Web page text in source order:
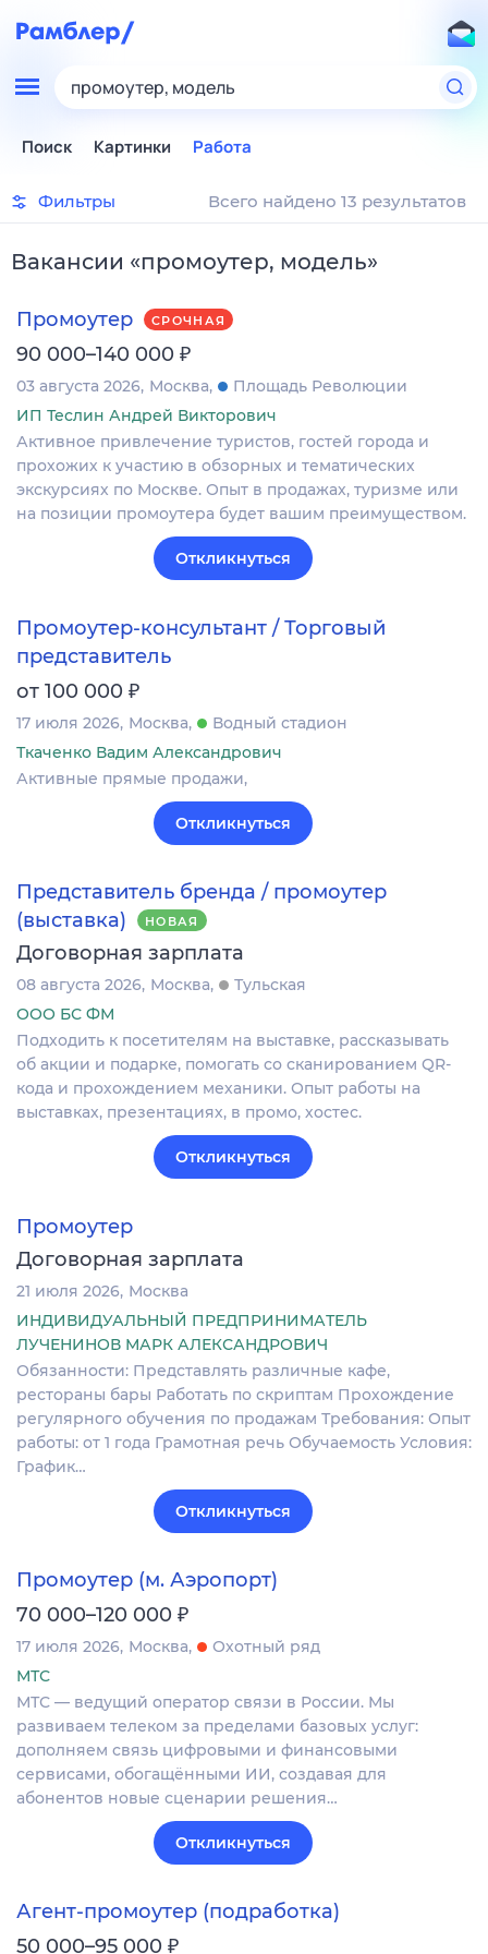
промоутер, модель
Поиск Картинки Работа
Фильтры Всего найдено 13 результатов
Вакансии «промоутер, модель»
Промоутер СРОЧНАЯ
90 000–140 000 ₽
03 августа 2026 Москва
Площадь Революции
ИП Теслин Андрей Викторович
Активное привлечение туристов, гостей города и
прохожих к участию в обзорных и тематических
экскурсиях по Москве. Опыт в продажах, туризме или
на позиции промоутера будет вашим преимуществом.
Откликнуться
Промоутер-консультант / Торговый
представитель
от 100 000 ₽
17 июля 2026 Москва
Водный стадион
Ткаченко Вадим Александрович
Активные прямые продажи,
Откликнуться
Представитель бренда / промоутер
(выставка)
НОВАЯ
Договорная зарплата
08 августа 2026 Москва
Тульская
ООО БС ФМ
Подходить к посетителям на выставке, рассказывать
об акции и подарке, помогать со сканированием QR-
кода и прохождением механики. Опыт работы на
выставках, презентациях, в промо, хостес.
Откликнуться
Промоутер
Договорная зарплата
21 июля 2026 Москва
ИНДИВИДУАЛЬНЫЙ ПРЕДПРИНИМАТЕЛЬ
ЛУЧЕНИНОВ МАРК АЛЕКСАНДРОВИЧ
Обязанности: Представлять различные кафе,
рестораны бары Работать по скриптам Прохождение
регулярного обучения по продажам Требования: Опыт
работы: от 1 года Грамотная речь Обучаемость Условия:
График…
Откликнуться
Промоутер (м. Аэропорт)
70 000–120 000 ₽
17 июля 2026 Москва
Охотный ряд
МТС
МТС — ведущий оператор связи в России. Мы
развиваем телеком за пределами базовых услуг:
дополняем связь цифровыми и финансовыми
сервисами, обогащёнными ИИ, создавая для
абонентов новые сценарии решения…
Откликнуться
Агент-промоутер (подработка)
50 000–95 000 ₽